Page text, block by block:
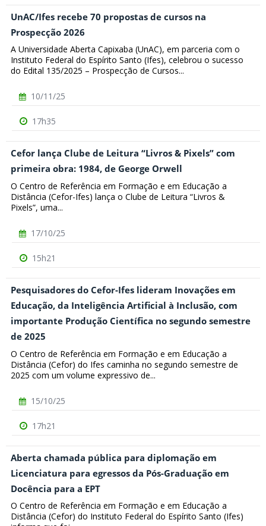
UnAC/Ifes recebe 70 propostas de cursos na
Prospecção 2026
A Universidade Aberta Capixaba (UnAC), em parceria com o
Instituto Federal do Espírito Santo (Ifes), celebrou o sucesso
do Edital 135/2025 – Prospecção de Cursos...
10/11/25
17h35
Cefor lança Clube de Leitura “Livros & Pixels” com
primeira obra: 1984, de George Orwell
O Centro de Referência em Formação e em Educação a
Distância (Cefor-Ifes) lança o Clube de Leitura “Livros &
Pixels”, uma...
17/10/25
15h21
Pesquisadores do Cefor-Ifes lideram Inovações em
Educação, da Inteligência Artificial à Inclusão, com
importante Produção Científica no segundo semestre
de 2025
O Centro de Referência em Formação e em Educação a
Distância (Cefor) do Ifes caminha no segundo semestre de
2025 com um volume expressivo de...
15/10/25
17h21
Aberta chamada pública para diplomação em
Licenciatura para egressos da Pós-Graduação em
Docência para a EPT
O Centro de Referência em Formação e em Educação a
Distância (Cefor) do Instituto Federal do Espírito Santo (Ifes)